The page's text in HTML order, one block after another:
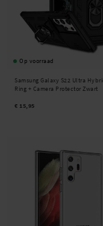
Op voorraad
Samsung Galaxy S22 Ultra
Ring + Camera Protector Zwart
€ 15,95